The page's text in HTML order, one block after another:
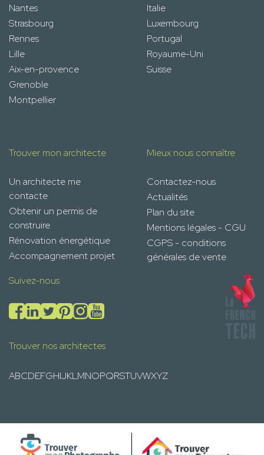
Nantes
Strasbourg
Rennes
Lille
Aix-en-provence
Grenoble
Montpellier
Italie
Luxembourg
Portugal
Royaume-Uni
Suisse
Trouver mon architecte
Un architecte me
contacte
Obtenir un permis de
construire
Rénovation énergétique
Accompagnement projet
Mieux nous connaître
Contactez-nous
Actualités
Plan du site
Mentions légales - CGU
CGPS - conditions
générales de vente
Suivez-nous
Trouver nos architectes
ABCDEFGHIJKLMNOPQRSTUVWXYZ